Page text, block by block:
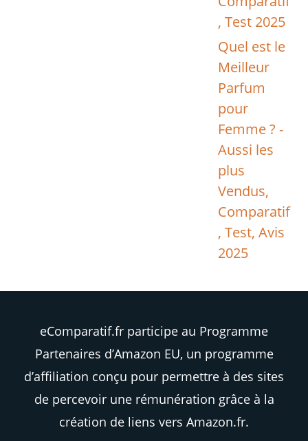
, Test 2025
Quel est le
Meilleur
Parfum
pour
Femme ? -
Aussi les
plus
Vendus,
Comparatif
, Test, Avis
2025
eComparatif.fr participe au Programme
Partenaires d’Amazon EU, un programme
d’affiliation conçu pour permettre à des sites
de percevoir une rémunération grâce à la
création de liens vers Amazon.fr.